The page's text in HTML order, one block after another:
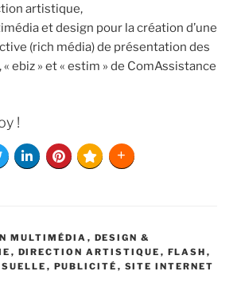
artistique,
et design pour la création d’une
(rich média) de présentation des
« ebiz » et « estim » de ComAssistance
!
MULTIMÉDIA , DESIGN &
, DIRECTION ARTISTIQUE , FLASH ,
, PUBLICITÉ , SITE INTERNET